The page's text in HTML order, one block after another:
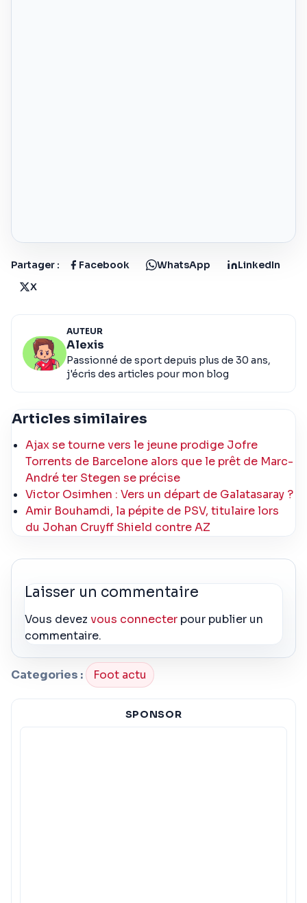
Partager : Facebook WhatsApp
LinkedIn
X
AUTEUR
Alexis
Passionné de sport depuis plus de 30 ans,
j'écris des articles pour mon blog
Articles similaires
Ajax se tourne vers le jeune prodige Jofre
Torrents de Barcelone alors que le prêt de Marc-
André ter Stegen se précise
Victor Osimhen : Vers un départ de Galatasaray ?
Amir Bouhamdi, la pépite de PSV, titulaire lors
du Johan Cruyff Shield contre AZ
Laisser un commentaire
Vous devezvous connecter pour publier un
commentaire.
Categories : Foot actu
SPONSOR